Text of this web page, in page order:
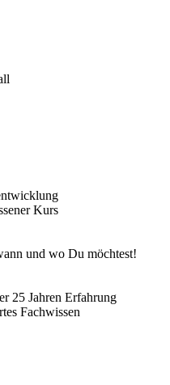
Kurs
und wo Du möchtest!
25 Jahren Erfahrung
Fachwissen